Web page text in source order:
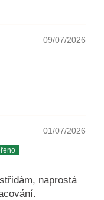
09/07/2026
01/07/2026
naprostá